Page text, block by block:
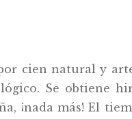
cien natural y
Se obtiene
¡nada más! El